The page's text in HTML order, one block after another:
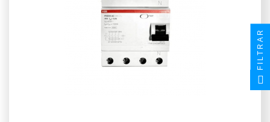
FILTRAR